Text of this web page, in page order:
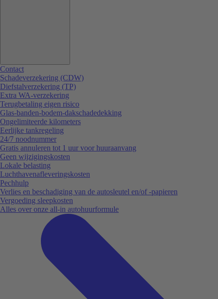
Contact
Schadeverzekering (CDW)
Diefstalverzekering (TP)
Extra WA-verzekering
Terugbetaling eigen risico
Glas-banden-bodem-dakschadedekking
Ongelimiteerde kilometers
Eerlijke tankregeling
24/7 noodnummer
Gratis annuleren tot 1 uur voor huuraanvang
Geen wijzigingskosten
Lokale belasting
Luchthavenafleveringskosten
Pechhulp
Verlies en beschadiging van de autosleutel en/of -papieren
Vergoeding sleepkosten
Alles over onze all-in autohuurformule